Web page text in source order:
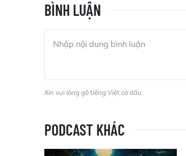
BÌNH LUẬN
Xin vui lòng gõ tiếng Việt có dấu
PODCAST KHÁC